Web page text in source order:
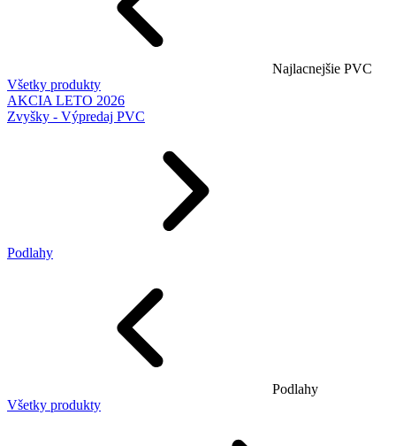
Najlacnejšie PVC
Všetky produkty
AKCIA LETO 2026
Zvyšky - Výpredaj PVC
Podlahy
Podlahy
Všetky produkty